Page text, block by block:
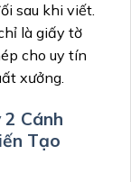
sau khi viết.
là giấy tờ
cho uy tín
xưởng.
Cánh
Tạo